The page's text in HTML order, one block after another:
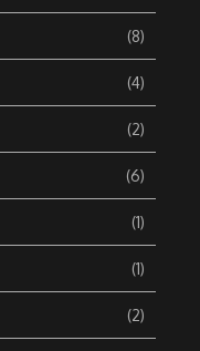
(8)
(4)
(2)
(6)
(1)
(1)
(2)